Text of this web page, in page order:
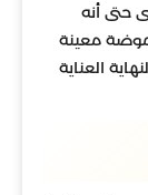
حتى أنه
موضة معينة
العناية